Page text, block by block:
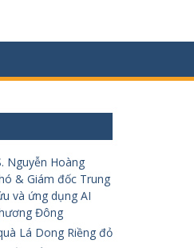
Nguyễn Hoàng
& Giám đốc Trung
và ứng dụng AI
Đông
Lá Dong Riềng đỏ